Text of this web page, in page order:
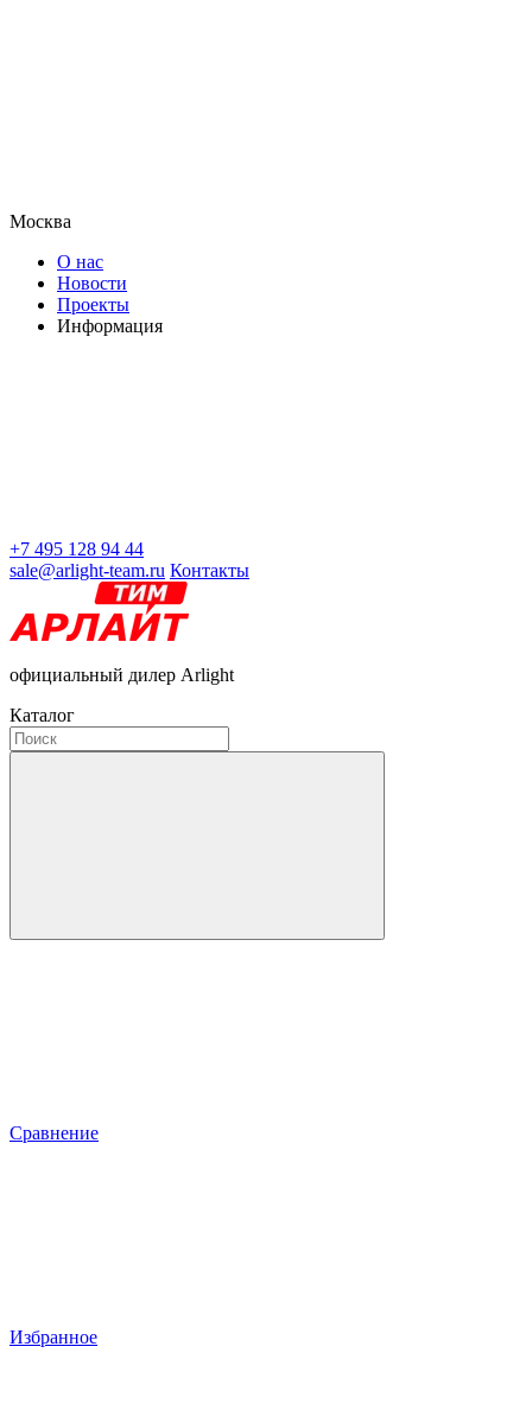
Москва
О нас
Новости
Проекты
Информация
+7 495 128 94 44
sale@arlight-team.ru Контакты
официальный дилер Arlight
Каталог
Сравнение
Избранное